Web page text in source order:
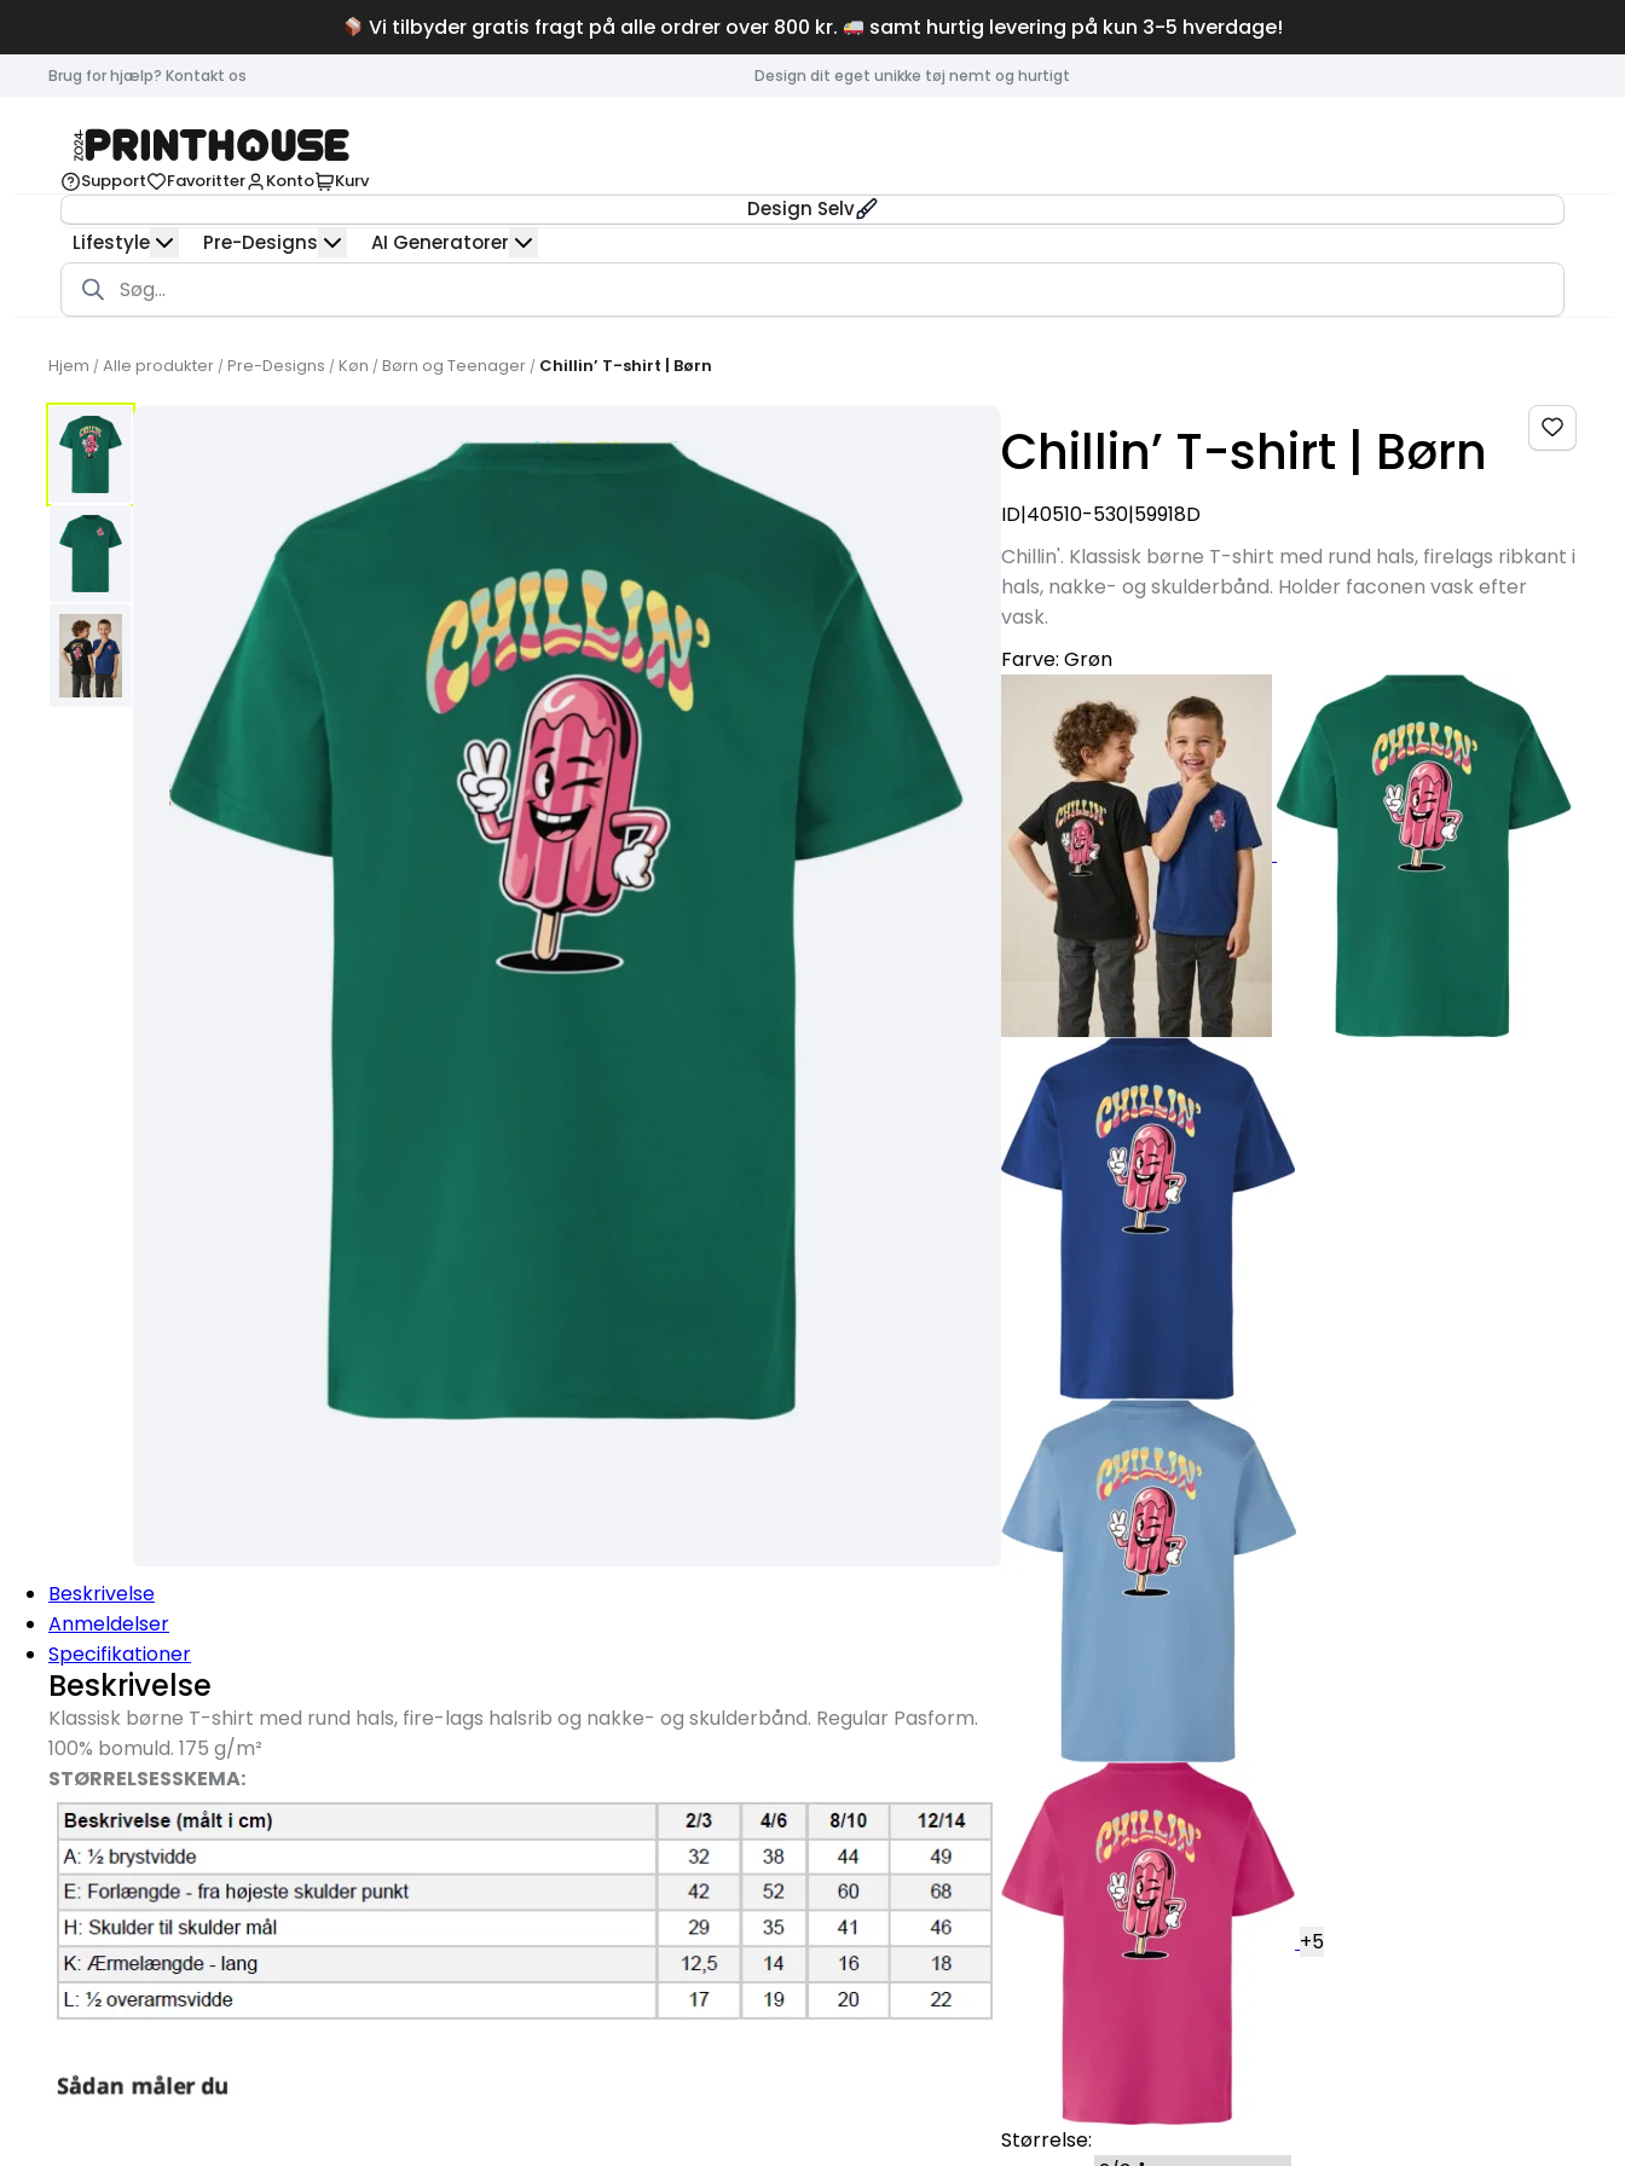
Vi tilbyder gratis fragt på alle ordrer over 800 kr. samt hurtig levering på kun 3-5 hverdage!
Brug for hjælp? Kontakt os Design dit eget unikke tøj nemt og hurtigt
Support Favoritter Konto Kurv
Design Selv
Lifestyle
Pre-Designs AI Generatorer
Products
search
Hjem / Alle produkter / Pre-Designs / Køn / Børn og Teenager / Chillin’ T-shirt | Børn
Beskrivelse
Anmeldelser
Specifikationer
Beskrivelse
Klassisk børne T-shirt med rund hals, fire-lags halsrib og nakke- og skulderbånd. Regular Pasform.
100% bomuld. 175 g/m²
STØRRELSESSKEMA:
Chillin’ T-shirt | Børn
ID|40510-530|59918D
Chillin'. Klassisk børne T-shirt med rund hals, firelags ribkant i
hals, nakke- og skulderbånd. Holder faconen vask efter
vask.
Farve:Grøn
+5
Størrelse: